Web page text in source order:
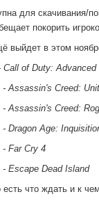
для скачивания/
покорить
выйдет в этом
Call of Duty: Advanced
- Assassin's Creed:
- Assassin's Creed:
- Dragon Age:
- Far Cry 4
- Escape Dead Island
есть что ждать и к